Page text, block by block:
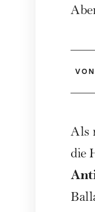
VON
Als
die